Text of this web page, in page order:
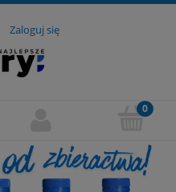
Zaloguj się